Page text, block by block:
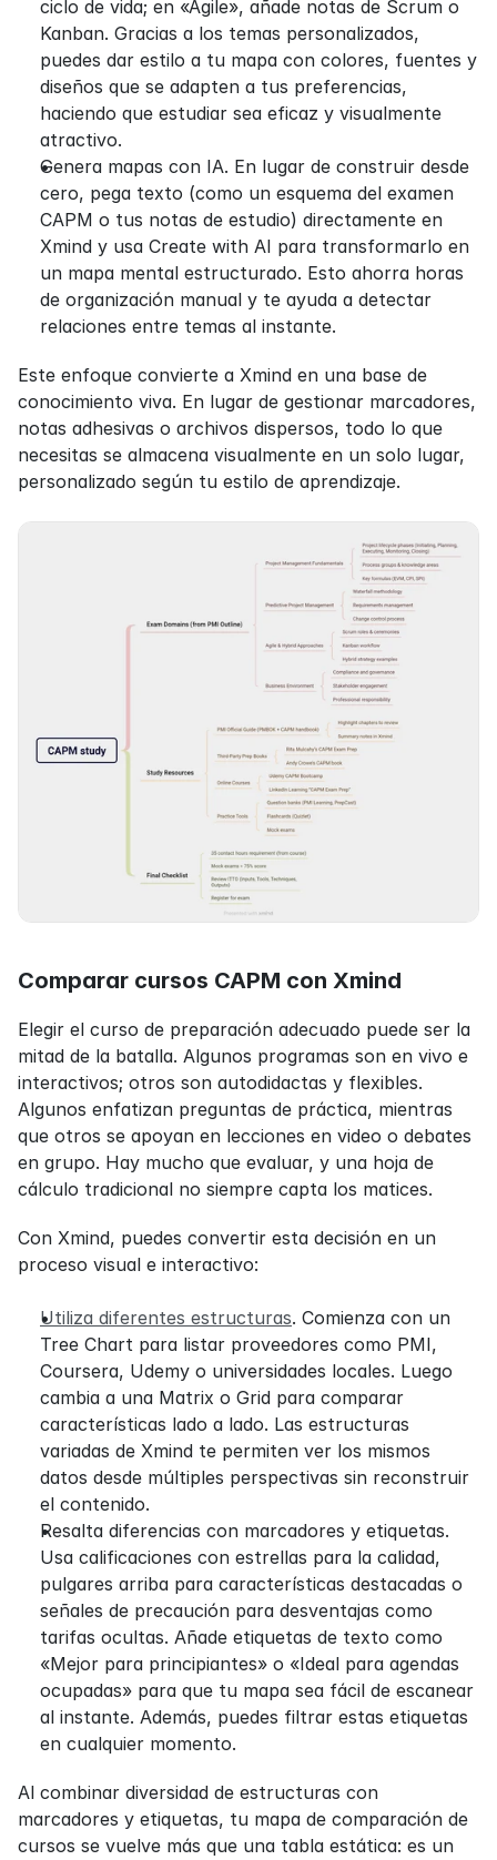
ciclo de vida; en «Agile», añade notas de Scrum o
Kanban. Gracias a los temas personalizados,
puedes dar estilo a tu mapa con colores, fuentes y
diseños que se adapten a tus preferencias,
haciendo que estudiar sea eficaz y visualmente
atractivo.
Genera mapas con IA. En lugar de construir desde
cero, pega texto (como un esquema del examen
CAPM o tus notas de estudio) directamente en
Xmind y usa Create with AI para transformarlo en
un mapa mental estructurado. Esto ahorra horas
de organización manual y te ayuda a detectar
relaciones entre temas al instante.
Este enfoque convierte a Xmind en una base de
conocimiento viva. En lugar de gestionar marcadores,
notas adhesivas o archivos dispersos, todo lo que
necesitas se almacena visualmente en un solo lugar,
personalizado según tu estilo de aprendizaje.
Comparar cursos CAPM con Xmind
Elegir el curso de preparación adecuado puede ser la
mitad de la batalla. Algunos programas son en vivo e
interactivos; otros son autodidactas y flexibles.
Algunos enfatizan preguntas de práctica, mientras
que otros se apoyan en lecciones en video o debates
en grupo. Hay mucho que evaluar, y una hoja de
cálculo tradicional no siempre capta los matices.
Con Xmind, puedes convertir esta decisión en un
proceso visual e interactivo:
Utiliza diferentes estructuras. Comienza con un
Tree Chart para listar proveedores como PMI,
Coursera, Udemy o universidades locales. Luego
cambia a una Matrix o Grid para comparar
características lado a lado. Las estructuras
variadas de Xmind te permiten ver los mismos
datos desde múltiples perspectivas sin reconstruir
el contenido.
Resalta diferencias con marcadores y etiquetas.
Usa calificaciones con estrellas para la calidad,
pulgares arriba para características destacadas o
señales de precaución para desventajas como
tarifas ocultas. Añade etiquetas de texto como
«Mejor para principiantes» o «Ideal para agendas
ocupadas» para que tu mapa sea fácil de escanear
al instante. Además, puedes filtrar estas etiquetas
en cualquier momento.
Al combinar diversidad de estructuras con
marcadores y etiquetas, tu mapa de comparación de
cursos se vuelve más que una tabla estática: es un